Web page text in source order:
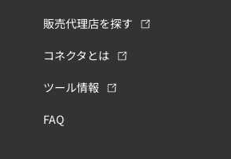
販売代理店を探す
コネクタとは
ツール情報
FAQ